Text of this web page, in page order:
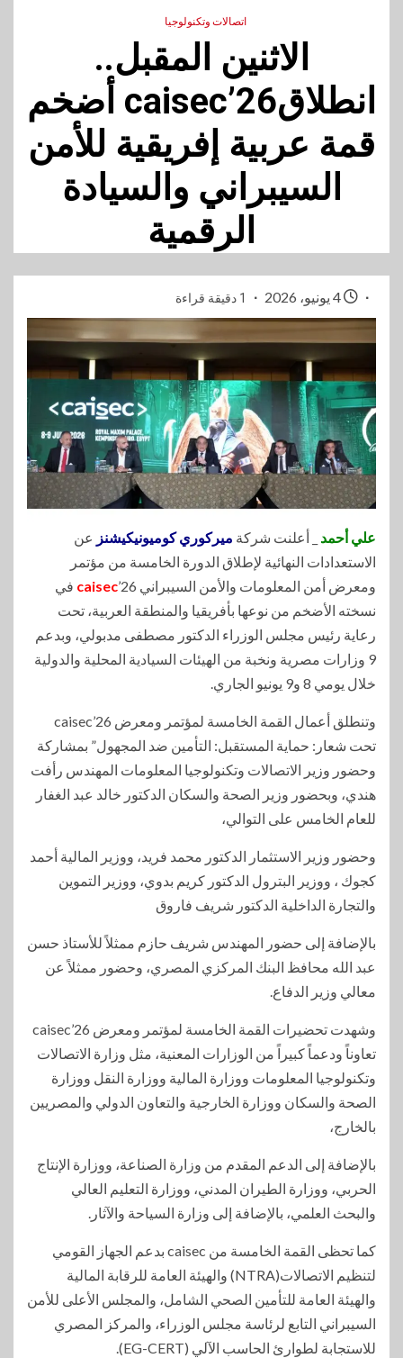
اتصالات وتكنولوجيا
الاثنين المقبل..
انطلاقcaisec’26 أضخم
قمة عربية إفريقية للأمن
السيبراني والسيادة
الرقمية
1 دقيقة قراءة
علي أحمد _ أعلنت شركة ميركوري كوميونيكيشنز عن
الاستعدادات النهائية لإطلاق الدورة الخامسة من مؤتمر
ومعرض أمن المعلومات والأمن السيبراني
caisec ’26 في
نسخته الأضخم من نوعها بأفريقيا والمنطقة العربية، تحت
رعاية رئيس مجلس الوزراء الدكتور مصطفى مدبولي، وبدعم
9 وزارات مصرية ونخبة من الهيئات السيادية المحلية والدولية
خلال يومي 8 و9 يونيو الجاري.
وتنطلق أعمال القمة الخامسة لمؤتمر ومعرض caisec’26
تحت شعار: حماية المستقبل: التأمين ضد المجهول” بمشاركة
وحضور وزير الاتصالات وتكنولوجيا المعلومات المهندس رأفت
هندي، وبحضور وزير الصحة والسكان الدكتور خالد عبد الغفار
للعام الخامس على التوالي،
وحضور وزير الاستثمار الدكتور محمد فريد، ووزير المالية أحمد
كجوك ، ووزير البترول الدكتور كريم بدوي، ووزير التموين
والتجارة الداخلية الدكتور شريف فاروق
بالإضافة إلى حضور المهندس شريف حازم ممثلاً للأستاذ حسن
عبد الله محافظ البنك المركزي المصري، وحضور ممثلاً عن
معالي وزير الدفاع.
وشهدت تحضيرات القمة الخامسة لمؤتمر ومعرض caisec’26
تعاوناً ودعماً كبيراً من الوزارات المعنية، مثل وزارة الاتصالات
وتكنولوجيا المعلومات ووزارة المالية ووزارة النقل ووزارة
الصحة والسكان ووزارة الخارجية والتعاون الدولي والمصريين
بالخارج،
بالإضافة إلى الدعم المقدم من وزارة الصناعة، ووزارة الإنتاج
الحربي، ووزارة الطيران المدني، ووزارة التعليم العالي
والبحث العلمي، بالإضافة إلى وزارة السياحة والآثار.
كما تحظى القمة الخامسة من caisec بدعم الجهاز القومي
لتنظيم الاتصالات(NTRA) والهيئة العامة للرقابة المالية
والهيئة العامة للتأمين الصحي الشامل، والمجلس الأعلى للأمن
السيبراني التابع لرئاسة مجلس الوزراء، والمركز المصري
للاستجابة لطوارئ الحاسب الآلي (EG-CERT).